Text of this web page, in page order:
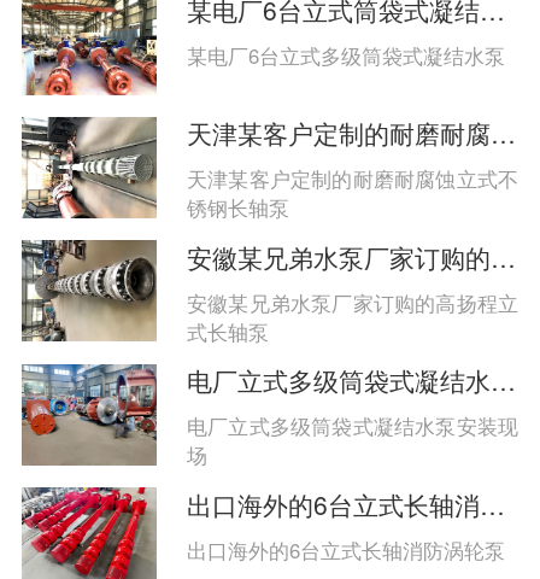
性方面面临更大挑战，需通过分段轴
系、多点支承、高性能材料与智能监
控协同保障长期稳定运行‌。
某电厂6台立式筒袋式凝结水泵
某电厂6台立式多级筒袋式凝结水泵
天津某客户定制的耐磨耐腐蚀立式长轴泵
天津某客户定制的耐磨耐腐蚀立式不
锈钢长轴泵
安徽某兄弟水泵厂家订购的高扬程立式长轴泵
安徽某兄弟水泵厂家订购的高扬程立
式长轴泵
电厂立式多级筒袋式凝结水泵安装现场
电厂立式多级筒袋式凝结水泵安装现
场
出口海外的6台立式长轴消防涡轮泵
出口海外的6台立式长轴消防涡轮泵